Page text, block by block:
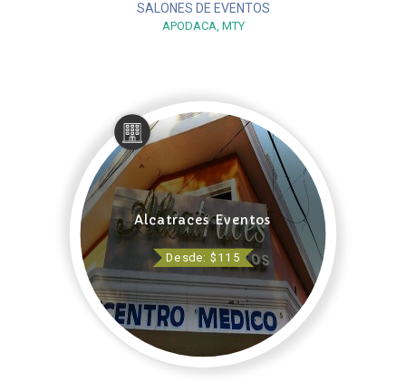
SALONES DE EVENTOS
APODACA, MTY
Alcatraces Eventos
Desde: $115